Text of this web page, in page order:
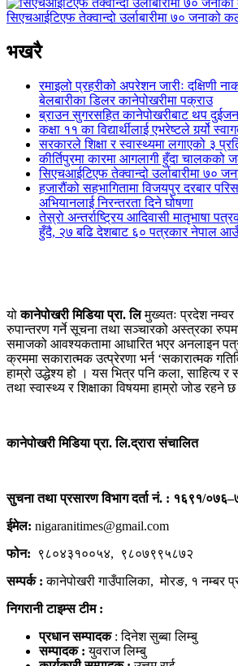
सिएचआईटिएफ तेक्वान्दो उर्लाबारीमा ७० जनाको
भखरै
रमाइलो प्रहरीको अपरेशन जारीः दक्षिणी
बेलबारीका डिलर कानेपोखरीमा पक्राउ
ब्राउन सुगरसहित कानेपोखरीबाट थप
कक्षा ११ का विद्यार्थीलाई एभरेष्टले गर्र्यो
सरकारले शिक्षा र स्वास्थ्यमा लगाएको ३
कीर्तिपुरमा कारमा आगलागी हुँदा चालकको
सिएचआईटिएफ तेक्वान्दो उर्लाबारीमा ७०
हजारौंको सहभागितामा विजयपुर दरबार
अभियानलाई निरन्तरता दिने घोषणा
तेस्रो अन्तर्राष्ट्रिय आदिवासी मातृभाषा
हुँदै, २७ बढि देशबाट ६० पत्रकार नेपाल
योकानेपोखरी मिडिया प्रा. लिमुख्यतः प्रदेश नम्वर
रुपान्तरण गर्ने सूचना तथा सञ्चारको अस्त्रका
समाजको आवश्यकतामा आधारित भएर अनलाइन
क्रममा सकारात्मक उत्प्रेरणा भर्न ‘सकारात्मक
हाम्रो उद्धेश्य हो । यस भित्र पनि कला, साहित्य
तथा स्वास्थ्य र शिक्षाका विषयमा हाम्रो जोड रहने छ
कानेपोखरी मिडिया प्रा. लि.द्रारा संचालित
सुचना तथा प्रसारण विभाग दर्ता नं. : १६९१/
ईमेल: nigaranitimes@gmail.com
फोन:
९८०४३१००५४, ९८०७९९५८७२
सम्पर्क :कानेपोखरी गाउँपालिका, मोरङ, १ नम्बर
निगरानी टाइम्स टीम :
प्रधान सम्पादक : दिनेश सुब्बा लिम्बु
सम्पादक :युवराज लिम्बु